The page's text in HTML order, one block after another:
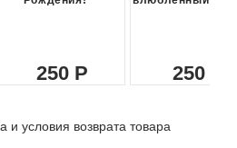
250 250
и условия возврата товара